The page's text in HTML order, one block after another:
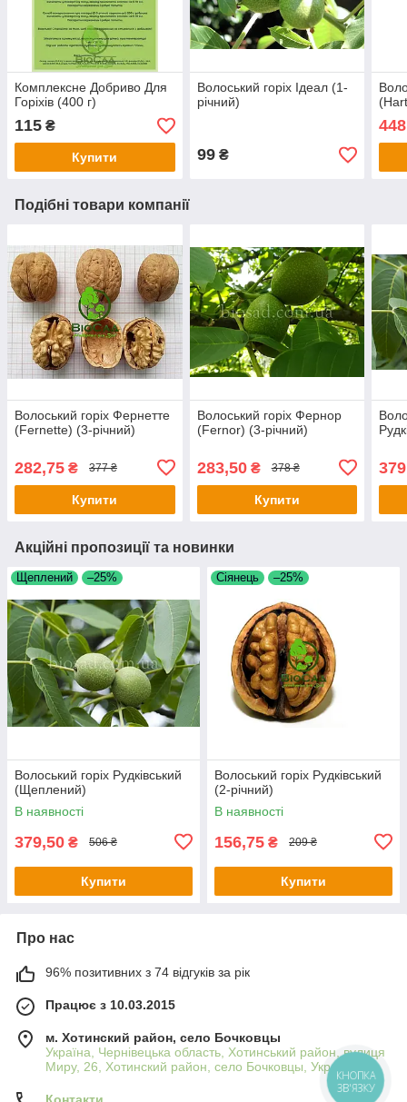
Комплексне Добриво Для
Горіхів (400 г)
115 ₴
Купити
Волоський горіх Ідеал (1-
річний)
99₴
Подібні товари компанії
Волоський горіх Фернетте
(Fernette) (3-річний)
282,75 ₴ 377 ₴
Купити
Волоський горіх Фернор
(Fernor) (3-річний)
283,50₴ 378 ₴
Купити
Акційні пропозиції та новинки
Щеплений –25%
Волоський горіх Рудківський
(Щеплений)
В наявності
379,50 ₴ 506 ₴
Купити
Сіянець –25%
Волоський горіх Рудківський
(2-річний)
В наявності
156,75 ₴ 209 ₴
Купити
Про нас
96% позитивних з 74 відгуків за рік
Працює з 10.03.2015
м. Хотинский район, село Бочковцы
Україна, Чернівецька область, Хотинський район, вулиця
Миру, 26, Хотинский район, село Бочковцы, Україна
Контакти
КНОПКА
ЗВ'ЯЗКУ